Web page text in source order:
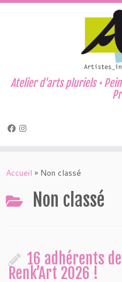
au
Atelier d'arts pluriels •
Accueil » Non classé
Non classé
16 adhérents
Renk’Art 2026 !